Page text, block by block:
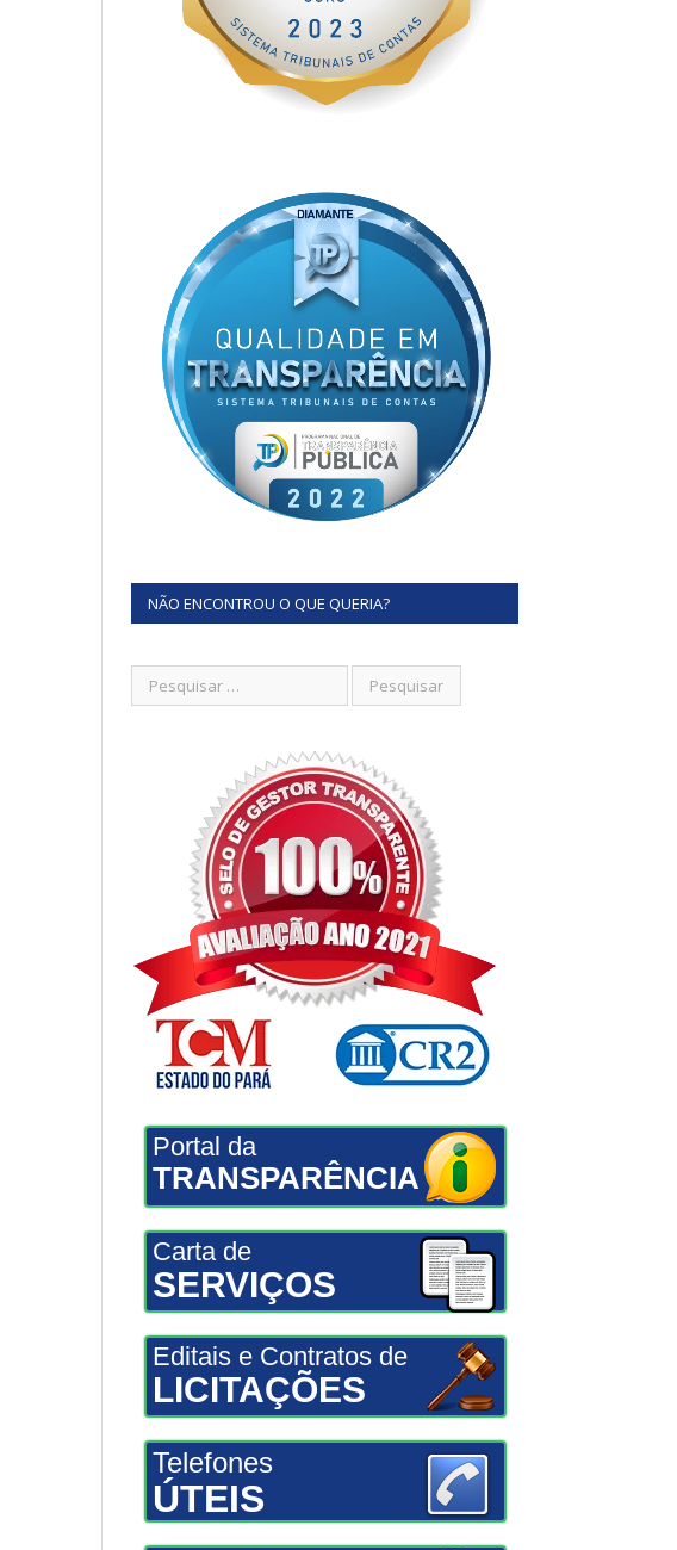
NÃO ENCONTROU O QUE QUERIA?
Portal da
TRANSPARÊNCIA
Carta de
SERVIÇOS
Editais e Contratos de
LICITAÇÕES
Telefones
ÚTEIS